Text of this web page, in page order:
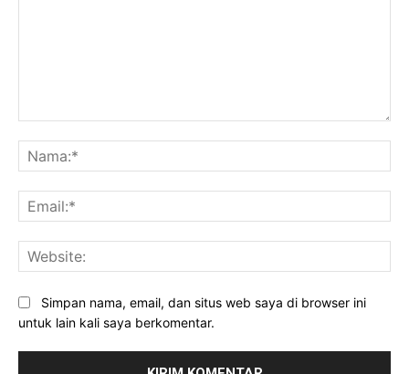
Simpan nama, email, dan situs web saya di browser ini
untuk lain kali saya berkomentar.